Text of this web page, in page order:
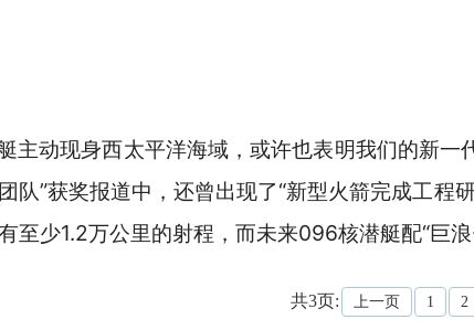
主动现身西太平洋海域，或许也表明我们的新
队”获奖报道中，还曾出现了“新型火箭完成工
至少1.2万公里的射程，而未来096核潜艇配“巨
共3页: 上一页 1 2